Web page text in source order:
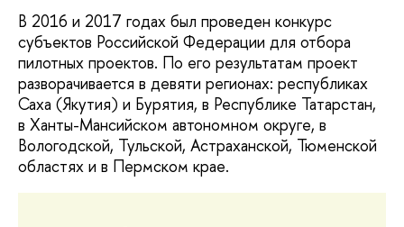
В 2016 и 2017 годах был проведен конкурс
субъектов Российской Федерации для отбора
пилотных проектов. По его результатам проект
разворачивается в девяти регионах: республиках
Саха (Якутия) и Бурятия, в Республике Татарстан,
в Ханты-Мансийском автономном округе, в
Вологодской, Тульской, Астраханской, Тюменской
областях и в Пермском крае.